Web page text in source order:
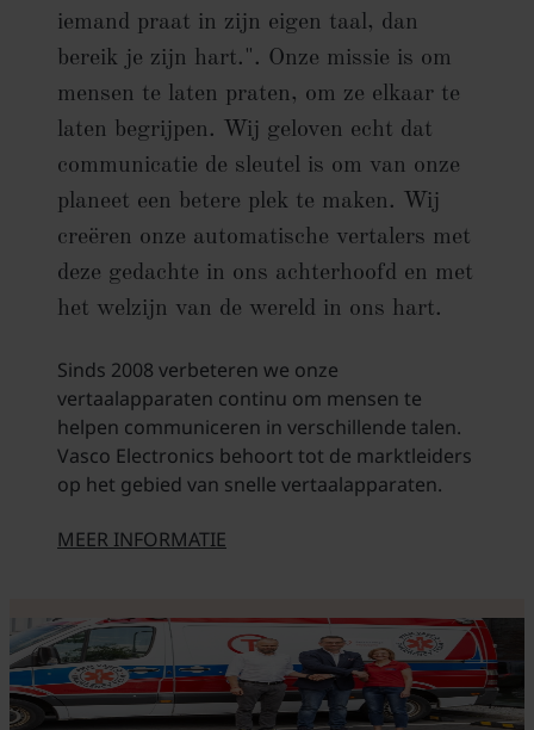
iemand praat in zijn eigen taal, dan
bereik je zijn hart.". Onze missie is om
mensen te laten praten, om ze elkaar te
laten begrijpen. Wij geloven echt dat
communicatie de sleutel is om van onze
planeet een betere plek te maken. Wij
creëren onze automatische vertalers met
deze gedachte in ons achterhoofd en met
het welzijn van de wereld in ons hart.
Sinds 2008 verbeteren we onze
vertaalapparaten continu om mensen te
helpen communiceren in verschillende talen.
Vasco Electronics behoort tot de marktleiders
op het gebied van snelle vertaalapparaten.
MEER INFORMATIE
O NASZEJ MISJI